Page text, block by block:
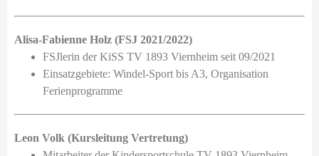
Alisa-Fabienne Holz (FSJ 2021/2022)
FSJlerin der KiSS TV 1893 Viernheim seit 09/2021
Einsatzgebiete: Windel-Sport bis A3, Organisation
Ferienprogramme
Leon Volk (Kursleitung Vertretung)